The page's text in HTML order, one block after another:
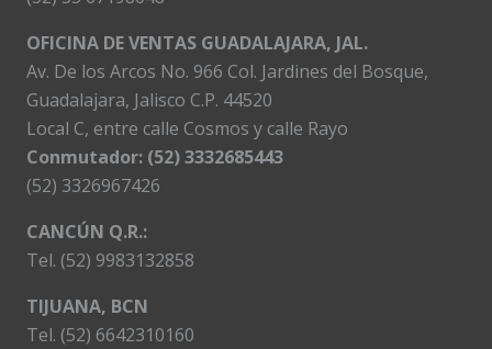
OFICINA DE VENTAS GUADALAJARA, JAL.
Av. De los Arcos No. 966 Col. Jardines del Bosque,
Guadalajara, Jalisco C.P. 44520
Local C, entre calle Cosmos y calle Rayo
Conmutador: (52) 3332685443
(52) 3326967426
CANCÚN Q.R.:
Tel. (52) 9983132858
TIJUANA, BCN
Tel. (52) 6642310160